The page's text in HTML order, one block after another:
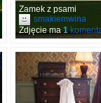
Zamek z psami
smakiemwina
Zdjęcie ma1